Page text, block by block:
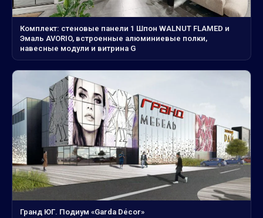
Комплект: стеновые панели 1 Шпон WALNUT FLAMED и
Эмаль AVORIO, встроенные алюминиевые полки,
навесные модули и витрина G
Гранд ЮГ. Подиум «Garda Décor»